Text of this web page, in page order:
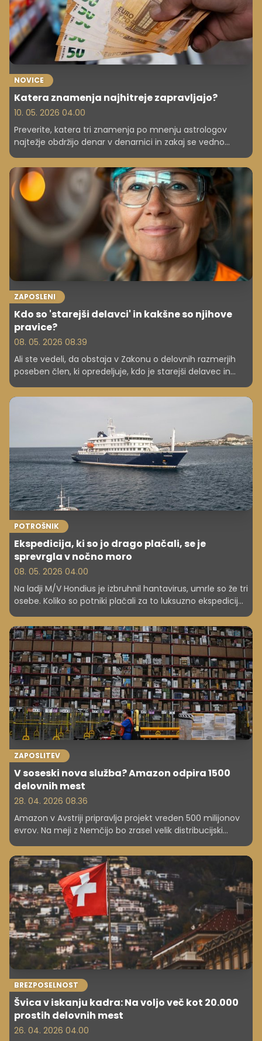
NOVICE
Katera znamenja najhitreje zapravljajo?
10. 05. 2026 04.00
Preverite, katera tri znamenja po mnenju astrologov
najtežje obdržijo denar v denarnici in zakaj se vedno
ZAPOSLENI
Kdo so 'starejši delavci' in kakšne so njihove
pravice?
08. 05. 2026 08.39
Ali ste vedeli, da obstaja v Zakonu o delovnih razmerjih
poseben člen, ki opredeljuje, kdo je starejši delavec in
POTROŠNIK
Ekspedicija, ki so jo drago plačali, se je
sprevrgla v nočno moro
08. 05. 2026 04.00
Na ladji M/V Hondius je izbruhnil hantavirus, umrle so že tri
osebe. Koliko so potniki plačali za to luksuzno ekspedicijo?
ZAPOSLITEV
V soseski nova služba? Amazon odpira 1500
delovnih mest
28. 04. 2026 08.36
Amazon v Avstriji pripravlja projekt vreden 500 milijonov
evrov. Na meji z Nemčijo bo zrasel velik distribucijski
BREZPOSELNOST
Švica v iskanju kadra: Na voljo več kot 20.000
prostih delovnih mest
26. 04. 2026 04.00